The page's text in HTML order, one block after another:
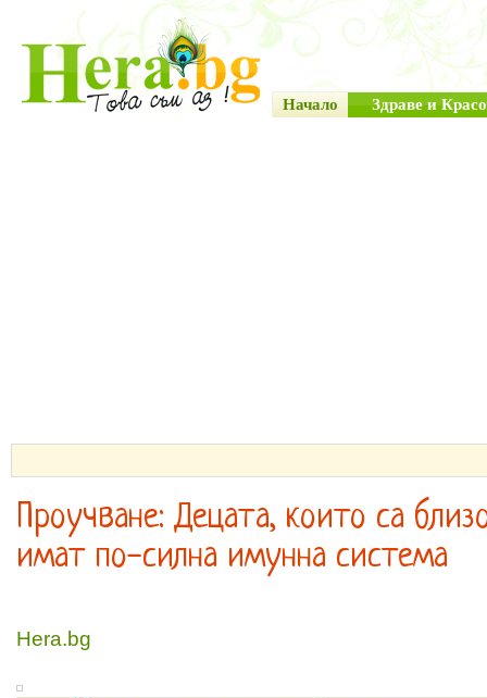
Начало Здраве и
Проучване: Децата, които са
имат по-силна имунна система
Hera.bg